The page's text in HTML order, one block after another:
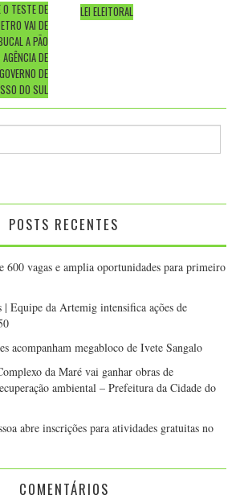
TESTE DE
VAI DE
A PÃO
DE
DE
DO SUL
LEI ELEITORAL
POSTS RECENTES
600 vagas e amplia oportunidades para primeiro
| Equipe da Artemig intensifica ações de
acompanham megabloco de Ivete Sangalo
da Maré vai ganhar obras de
ambiental – Prefeitura da Cidade do
abre inscrições para atividades gratuitas no
COMENTÁRIOS